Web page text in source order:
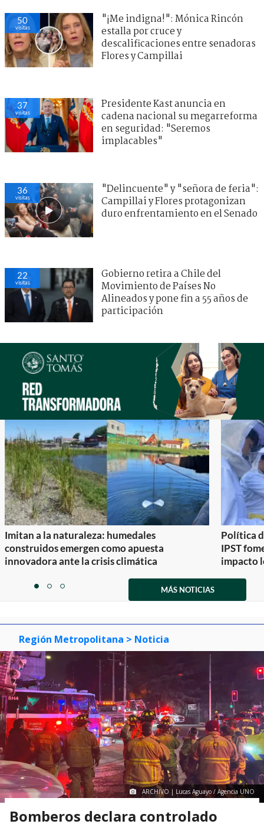
50
visitas
"¡Me indigna!": Mónica Rincón
estalla por cruce y
descalificaciones entre senadoras
Flores y Campillai
37
visitas
Presidente Kast anuncia en
cadena nacional su megarreforma
en seguridad: "Seremos
implacables"
36
visitas
"Delincuente" y "señora de feria":
Campillai y Flores protagonizan
duro enfrentamiento en el Senado
22
visitas
Gobierno retira a Chile del
Movimiento de Países No
Alineados y pone fin a 55 años de
participación
Imitan a la naturaleza: humedales
construidos emergen como apuesta
innovadora ante la crisis climática
Política
IPST
impacto
itemitemitem
MÁS NOTICIAS
Región Metropolitana > Noticia
ARCHIVO | Lucas Aguayo / Agencia UNO
Bomberos declara controlado